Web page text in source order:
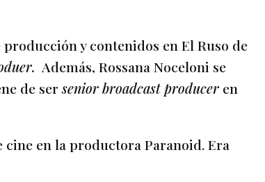
y contenidos en El Ruso de
Además, Rossana Noceloni se
de sersenior broadcast producer en
cine en la productora Paranoid. Era